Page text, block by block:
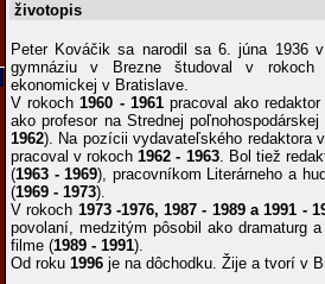
životopis
Peter Kováčik sa narodil sa 6. júna 1936
gymnáziu v Brezne študoval v
ekonomickej v Bratislave.
V rokoch1960 - 1961pracoval ako
ako profesor na Strednej
1962). Na pozícii vydavateľského redaktora
pracoval v rokoch1962 - 1963. Bol tiež
(1963 - 1969), pracovníkom Literárneho a
(1969 - 1973).
V rokoch 1973 -1976, 1987 - 1989 a 1991 -
povolaní, medzitým pôsobil ako dramaturg
filme (1989 - 1991).
Od roku 1996 je na dôchodku. Žije a tvorí v